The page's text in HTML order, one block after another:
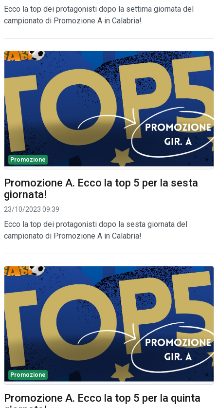
Ecco la top dei protagonisti dopo la settima giornata del
campionato di Promozione A in Calabria!
Promozione
Promozione A. Ecco la top 5 per la sesta
giornata!
23/10/2023 09:39
Ecco la top dei protagonisti dopo la sesta giornata del
campionato di Promozione A in Calabria!
Promozione
Promozione A. Ecco la top 5 per la quinta